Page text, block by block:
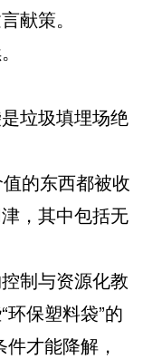
献策。
垃圾填埋场绝
的东西都被收
，其中包括无
制与资源化教
保塑料袋”的
才能降解，